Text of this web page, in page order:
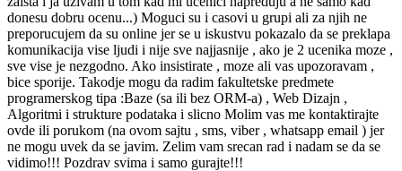
donesu dobru ocenu...) Moguci su i casovi u grupi ali za njih ne
preporucujem da su online jer se u iskustvu pokazalo da se preklapa
komunikacija vise ljudi i nije sve najjasnije , ako je 2 ucenika moze ,
sve vise je nezgodno. Ako insistirate , moze ali vas upozoravam ,
bice sporije. Takodje mogu da radim fakultetske predmete
programerskog tipa :Baze (sa ili bez ORM-a) , Web Dizajn ,
Algoritmi i strukture podataka i slicno Molim vas me kontaktirajte
ovde ili porukom (na ovom sajtu , sms, viber , whatsapp email ) jer
ne mogu uvek da se javim. Zelim vam srecan rad i nadam se da se
vidimo!!! Pozdrav svima i samo gurajte!!!